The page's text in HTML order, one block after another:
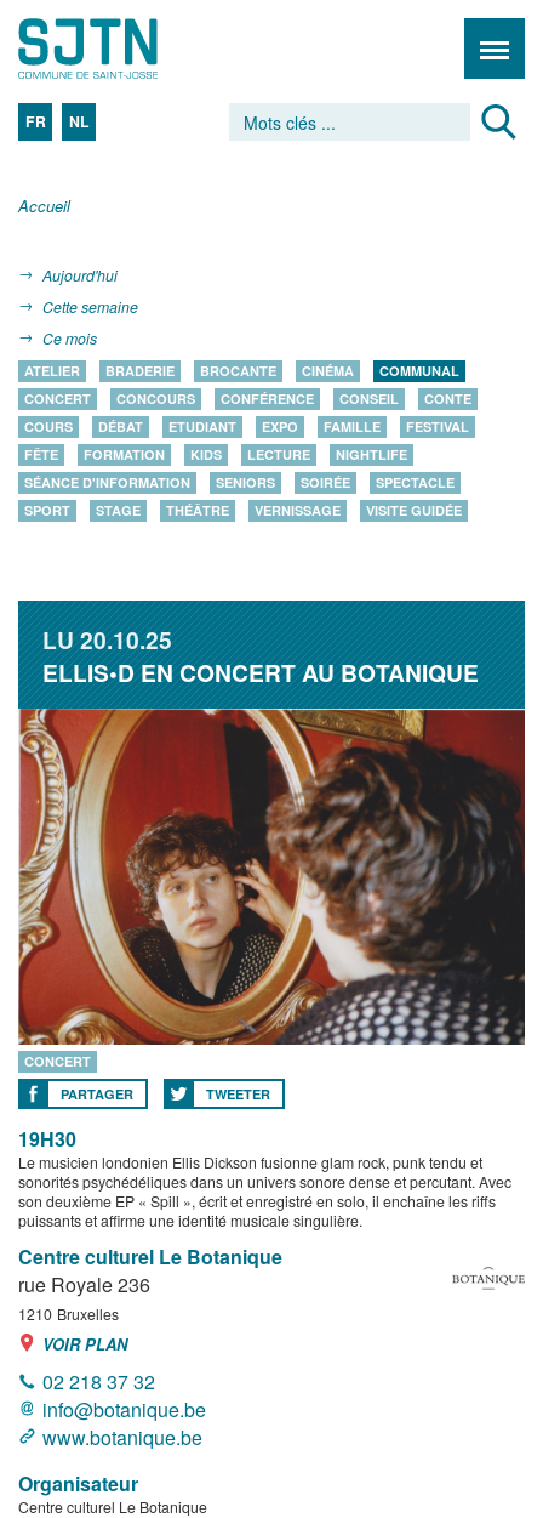
FR NL
Accueil
Aujourd'hui
Cette semaine
Ce mois
ATELIER BRADERIE BROCANTE CINÉMA
COMMUNAL
CONCERT
CONCOURS CONFÉRENCE CONSEIL
CONTE
COURS
DÉBAT ETUDIANT EXPO FAMILLE
FESTIVAL
FÊTE
FORMATION KIDS LECTURE
NIGHTLIFE
SÉANCE D'INFORMATION
SENIORS SOIRÉE
SPECTACLE
SPORT
STAGE THÉÂTRE VERNISSAGE VISITE GUIDÉE
LU20.10.25
ELLIS•D EN CONCERT AU BOTANIQUE
CONCERT
PARTAGER
TWEETER
19H30
Le musicien londonien Ellis Dickson fusionne glam rock, punk tendu et
sonorités psychédéliques dans un univers sonore dense et percutant. Avec
son deuxième EP « Spill », écrit et enregistré en solo, il enchaîne les riffs
puissants et affirme une identité musicale singulière.
Centre culturel Le Botanique
rue Royale 236
1210 Bruxelles
VOIR PLAN
02 218 37 32
info@botanique.be
www.botanique.be
Organisateur
Centre culturel Le Botanique